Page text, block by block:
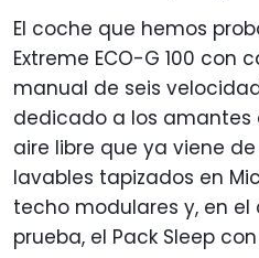
El coche que hemos
Extreme ECO-G 100 con
manual de seis
dedicado a los
aire libre que ya viene
lavables tapizados en
techo modulares y, en
prueba, el Pack Sleep